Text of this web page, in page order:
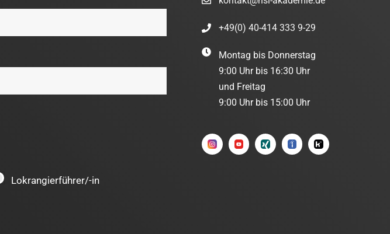
Lokrangierführer/-in
+49(0) 40-414 333 9-29
Montag bis Donnerstag
9:00 Uhr bis 16:30 Uhr
und Freitag
9:00 Uhr bis 15:00 Uhr